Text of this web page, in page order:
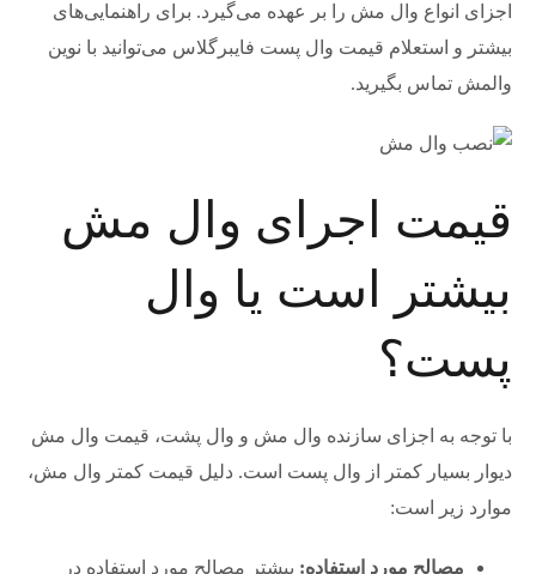
اجزای انواع وال مش را بر عهده می‌گیرد. برای راهنمایی‌های
بیشتر و استعلام قیمت وال پست فایبرگلاس می‌توانید با نوین
والمش تماس بگیرید.
قیمت اجرای وال مش
بیشتر است یا وال
پست؟
با توجه به اجزای سازنده وال مش و وال پشت، قیمت وال مش
دیوار بسیار کمتر از وال پست است. دلیل قیمت کمتر وال مش،
موارد زیر است:
مصالح مورد استفاده: بیشتر مصالح مورد استفاده در